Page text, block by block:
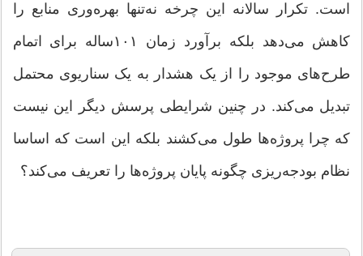
است. تکرار سالانه این چرخه نه‌تنها بهره‌وری منابع را
کاهش می‌دهد بلکه برآورد زمان ۱۰۱ساله برای اتمام
طرح‌های موجود را از یک هشدار به یک سناریوی محتمل
تبدیل می‌کند. در چنین شرایطی پرسش دیگر این نیست
که چرا پروژه‌ها طول می‌کشند بلکه این است که اساسا
نظام بودجه‌ریزی چگونه پایان پروژه‌ها را تعریف می‌کند؟